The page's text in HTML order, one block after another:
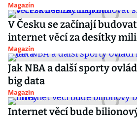
Magazín
V Česku se začínají
internet věcí za desítky
Magazín
Jak NBA a další sporty
big data
Magazín
Internet věcí bude